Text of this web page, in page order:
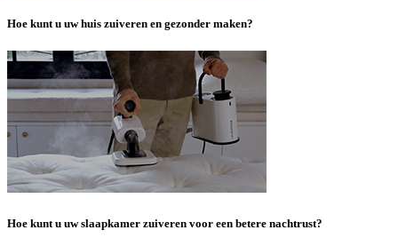
Hoe kunt u uw huis zuiveren en gezonder maken?
Hoe kunt u uw slaapkamer zuiveren voor een betere nachtrust?